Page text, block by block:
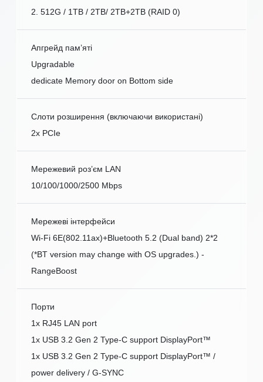
2. 512G / 1TB / 2TB/ 2TB+2TB (RAID 0)
Апгрейд пам’яті
Upgradable
dedicate Memory door on Bottom side
Слоти розширення (включаючи використані)
2x PCIe
Мережевий роз’єм LAN
10/100/1000/2500 Mbps
Мережеві інтерфейси
Wi-Fi 6E(802.11ax)+Bluetooth 5.2 (Dual band) 2*2
(*BT version may change with OS upgrades.) -
RangeBoost
Порти
1x RJ45 LAN port
1x USB 3.2 Gen 2 Type-C support DisplayPort™
1x USB 3.2 Gen 2 Type-C support DisplayPort™ /
power delivery / G-SYNC